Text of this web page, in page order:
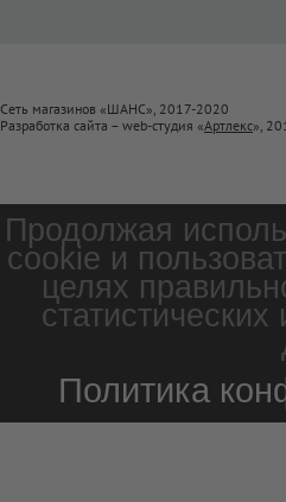
Сеть магазинов «ШАНС», 2017-2020
Разработка сайта – web-студия «Артлекс»,
Продолжая
cookie и
целях
Политика